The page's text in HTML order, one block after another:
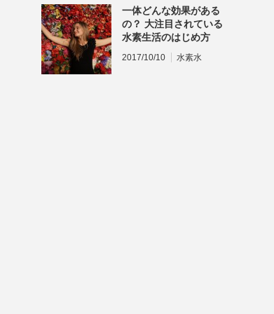
一体どんな効果がある
の？ 大注目されている
水素生活のはじめ方
2017/10/10 水素水